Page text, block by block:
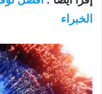
الخبراء